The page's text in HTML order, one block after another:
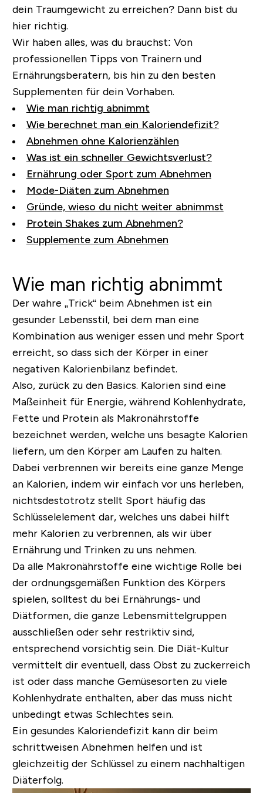
dein Traumgewicht zu erreichen? Dann bist du
hier richtig.
Wir haben alles, was du brauchst: Von
professionellen Tipps von Trainern und
Ernährungsberatern, bis hin zu den besten
Supplementen für dein Vorhaben.
Wie man richtig abnimmt
Wie berechnet man ein Kaloriendefizit?
Abnehmen ohne Kalorienzählen
Was ist ein schneller Gewichtsverlust?
Ernährung oder Sport zum Abnehmen
Mode-Diäten zum Abnehmen
Gründe, wieso du nicht weiter abnimmst
Protein Shakes zum Abnehmen?
Supplemente zum Abnehmen
Wie man richtig abnimmt
Der wahre „Trick“ beim Abnehmen ist ein
gesunder Lebensstil, bei dem man eine
Kombination aus weniger essen und mehr Sport
erreicht, so dass sich der Körper in einer
negativen Kalorienbilanz befindet.
Also, zurück zu den Basics. Kalorien sind eine
Maßeinheit für Energie, während Kohlenhydrate,
Fette und Protein als Makronährstoffe
bezeichnet werden, welche uns besagte Kalorien
liefern, um den Körper am Laufen zu halten.
Dabei verbrennen wir bereits eine ganze Menge
an Kalorien, indem wir einfach vor uns herleben,
nichtsdestotrotz stellt Sport häufig das
Schlüsselelement dar, welches uns dabei hilft
mehr Kalorien zu verbrennen, als wir über
Ernährung und Trinken zu uns nehmen.
Da alle Makronährstoffe eine wichtige Rolle bei
der ordnungsgemäßen Funktion des Körpers
spielen, solltest du bei Ernährungs- und
Diätformen, die ganze Lebensmittelgruppen
ausschließen oder sehr restriktiv sind,
entsprechend vorsichtig sein. Die Diät-Kultur
vermittelt dir eventuell, dass Obst zu zuckerreich
ist oder dass manche Gemüsesorten zu viele
Kohlenhydrate enthalten, aber das muss nicht
unbedingt etwas Schlechtes sein.
Ein gesundes Kaloriendefizit kann dir beim
schrittweisen Abnehmen helfen und ist
gleichzeitig der Schlüssel zu einem nachhaltigen
Diäterfolg.